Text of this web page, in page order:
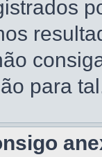
para